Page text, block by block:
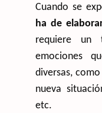
Cuando se
ha de
requiere un
emociones
diversas,
nueva
etc.